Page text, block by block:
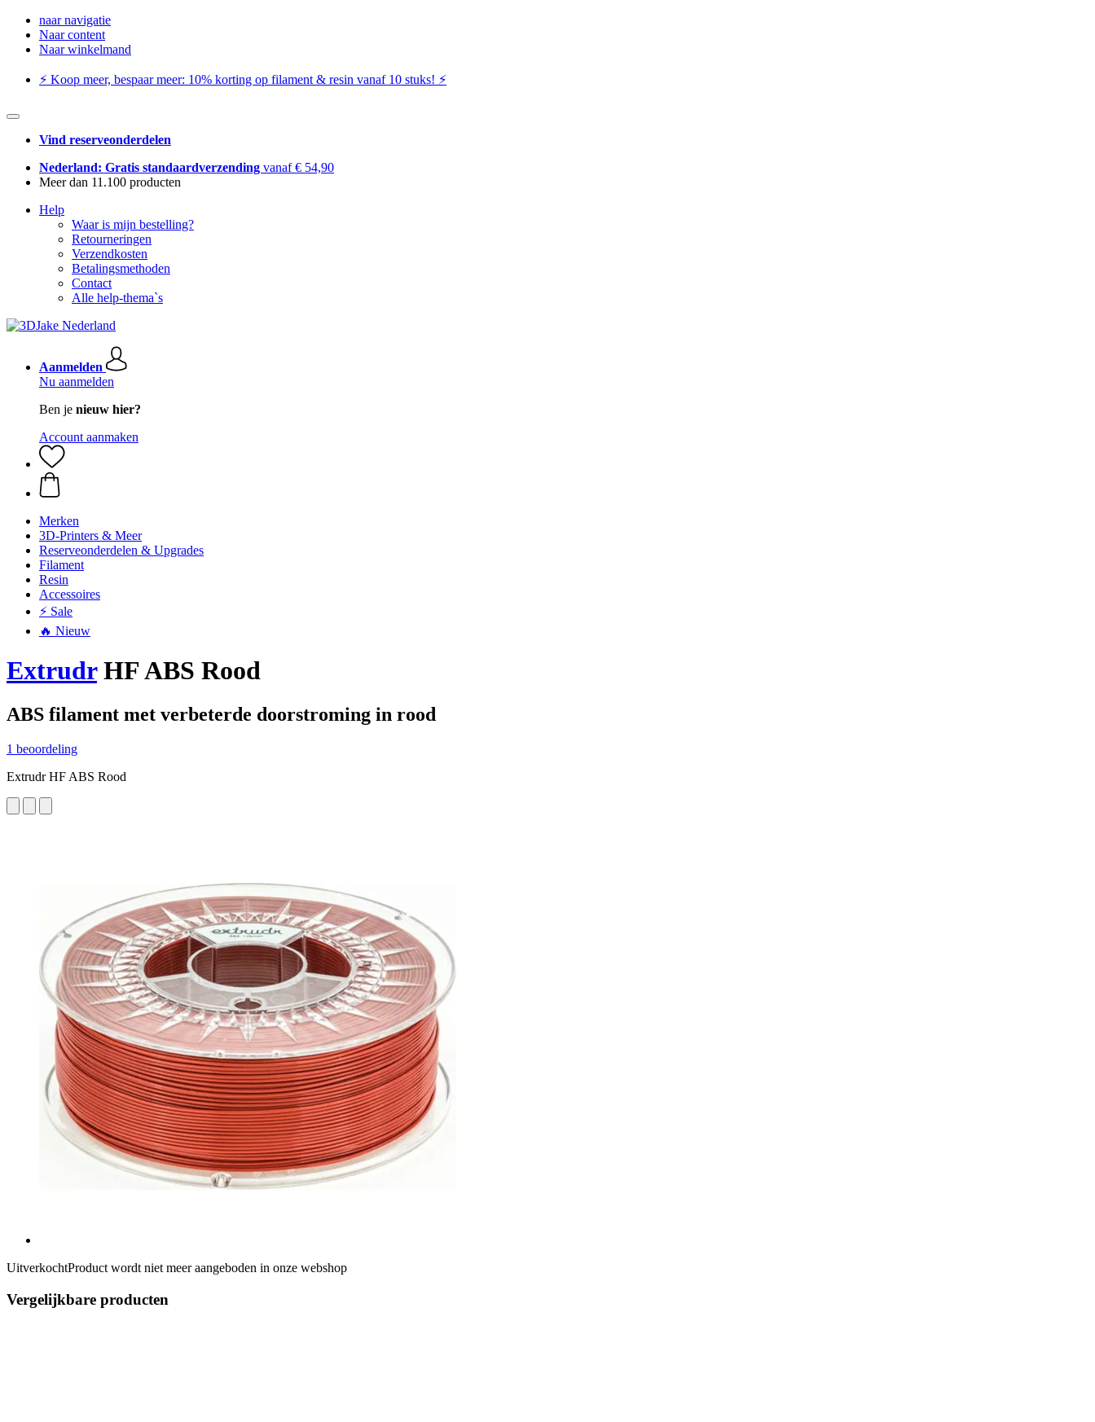
naar navigatie
Naar content
Naar winkelmand
⚡️ Koop meer, bespaar meer: ​​10% korting op filament & resin vanaf 10 stuks! ⚡️
Vind reserveonderdelen
Nederland: Gratis standaardverzending vanaf € 54,90
Meer dan 11.100 producten
Help
Waar is mijn bestelling?
Retourneringen
Verzendkosten
Betalingsmethoden
Contact
Alle help-thema`s
Aanmelden
Nu aanmelden
Ben je nieuw hier?
Account aanmaken
Merken
3D-Printers & Meer
Reserveonderdelen & Upgrades
Filament
Resin
Accessoires
⚡ Sale
🔥 Nieuw
ExtrudrHF ABS Rood
ABS filament met verbeterde doorstroming in rood
1 beoordeling
Extrudr HF ABS Rood
UitverkochtProduct wordt niet meer aangeboden in onze webshop
Vergelijkbare producten